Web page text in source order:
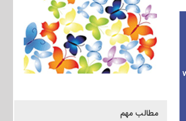
مطالب مهم